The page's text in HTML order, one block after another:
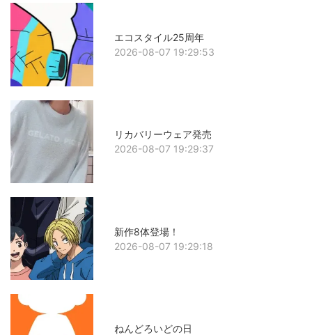
エコスタイル25周年
2026-08-07 19:29:53
リカバリーウェア発売
2026-08-07 19:29:37
新作8体登場！
2026-08-07 19:29:18
ねんどろいどの日